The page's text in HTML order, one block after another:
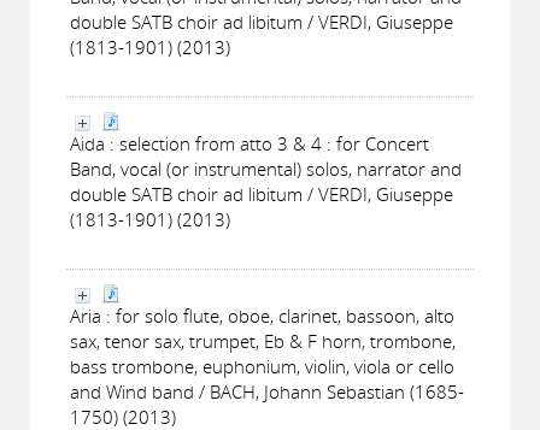
double SATB choir ad libitum / VERDI, Giuseppe
(1813-1901) (2013)
Aida : selection from atto 3 & 4 : for Concert
Band, vocal (or instrumental) solos, narrator and
double SATB choir ad libitum / VERDI, Giuseppe
(1813-1901) (2013)
Aria : for solo flute, oboe, clarinet, bassoon, alto
sax, tenor sax, trumpet, Eb & F horn, trombone,
bass trombone, euphonium, violin, viola or cello
and Wind band / BACH, Johann Sebastian (1685-
1750) (2013)